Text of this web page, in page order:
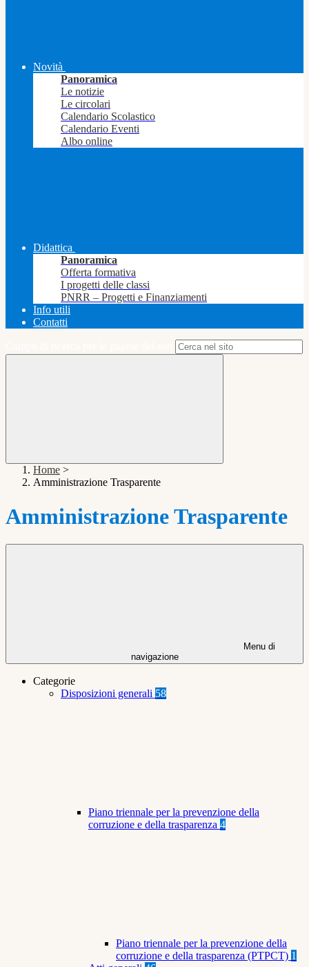
Novità
Panoramica
Le notizie
Le circolari
Calendario Scolastico
Calendario Eventi
Albo online
Didattica
Panoramica
Offerta formativa
I progetti delle classi
PNRR – Progetti e Finanziamenti
Info utili
Contatti
Home >
Amministrazione Trasparente
Amministrazione Trasparente
Menu di
navigazione
Categorie
Disposizioni generali 58
Piano triennale per la prevenzione della
corruzione e della trasparenza 4
Piano triennale per la prevenzione della
corruzione e della trasparenza (PTPCT) 1